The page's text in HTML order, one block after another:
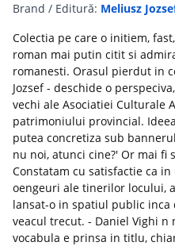
Brand / Editură: Meliusz
Colectia pe care o initiem,
roman mai putin citit si
romanesti. Orasul pierdut in
Jozsef - deschide o
vechi ale Asociatiei Culturale
patrimoniului provincial.
putea concretiza sub
nu noi, atunci cine?' Or mai fi
Constatam cu satisfactie ca
oengeuri ale tinerilor locului,
lansat-o in spatiul public
veacul trecut. - Daniel Vighi n
vocabula e prinsa in titlu,